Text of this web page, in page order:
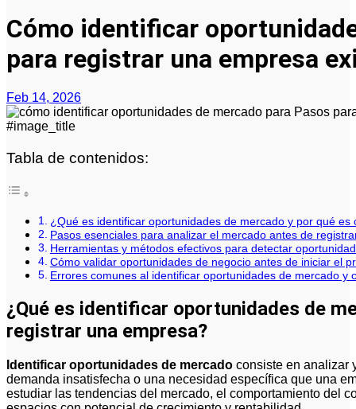
Cómo identificar
para registrar una empresa
Feb 14, 2026
#image_title
Tabla de contenidos:
¿Qué es identificar oportunidades de mercado y por qué
Pasos esenciales para analizar el mercado antes de
Herramientas y métodos efectivos para detectar
Cómo validar oportunidades de negocio antes de iniciar el
Errores comunes al identificar oportunidades de mercado y
¿Qué es identificar oportunidades de
registrar una empresa?
Identificar oportunidades de mercado consiste en analizar
demanda insatisfecha o una necesidad específica que una
estudiar las tendencias del mercado, el comportamiento del